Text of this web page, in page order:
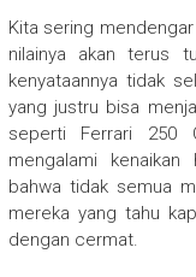
Kita sering
nilainya akan terus
kenyataannya tidak
yang justru bisa
seperti Ferrari 250
mengalami kenaikan
bahwa tidak semua
mereka yang tahu
dengan cermat.